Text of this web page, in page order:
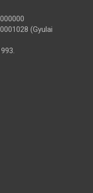
(Gyulai